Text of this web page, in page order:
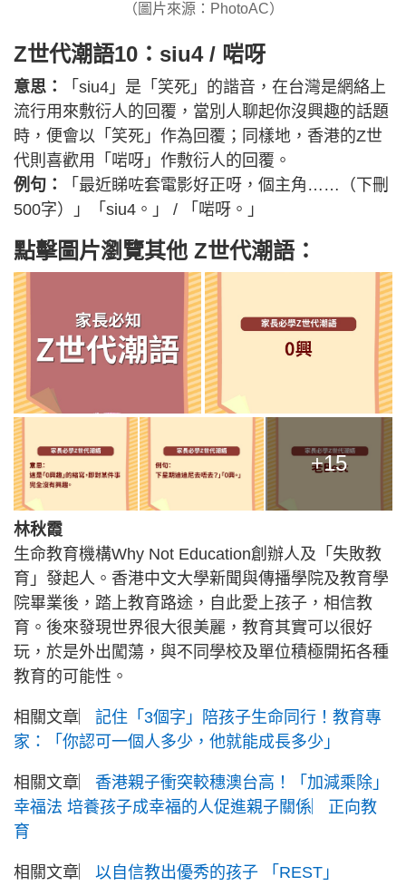
（圖片來源：PhotoAC）
Z世代潮語10：siu4 / 啱呀
意思：
「siu4」是「笑死」的諧音，在台灣是網絡上
流行用來敷衍人的回覆，當別人聊起你沒興趣的話題
時，便會以「笑死」作為回覆；同樣地，香港的Z世
代則喜歡用「啱呀」作敷衍人的回覆。
例句：
「最近睇咗套電影好正呀，個主角……（下刪
500字）」「siu4。」 / 「啱呀。」
點擊圖片瀏覽其他 Z世代潮語：
+15
林秋霞
生命教育機構Why Not Education創辦人及「失敗教
育」發起人。香港中文大學新聞與傳播學院及教育學
院畢業後，踏上教育路途，自此愛上孩子，相信教
育。後來發現世界很大很美麗，教育其實可以很好
玩，於是外出闖蕩，與不同學校及單位積極開拓各種
教育的可能性。
相關文章︳ 記住「3個字」陪孩子生命同行！教育專
家：「你認可一個人多少，他就能成長多少」
相關文章︳ 香港親子衝突較穗澳台高！「加減乘除」
幸福法 培養孩子成幸福的人促進親子關係︳正向教
育
相關文章︳ 以自信教出優秀的孩子 「REST」